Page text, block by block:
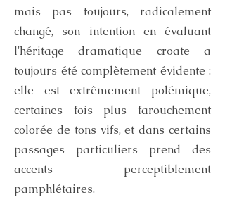
mais pas toujours, radicalement
changé, son intention en évaluant
l'héritage dramatique croate a
toujours été complètement évidente :
elle est extrêmement polémique,
certaines fois plus farouchement
colorée de tons vifs, et dans certains
passages particuliers prend des
accents perceptiblement
pamphlétaires.